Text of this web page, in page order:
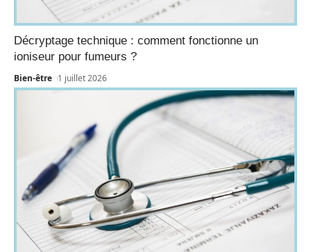
Décryptage technique : comment fonctionne un
ioniseur pour fumeurs ?
Bien-être 1 juillet 2026